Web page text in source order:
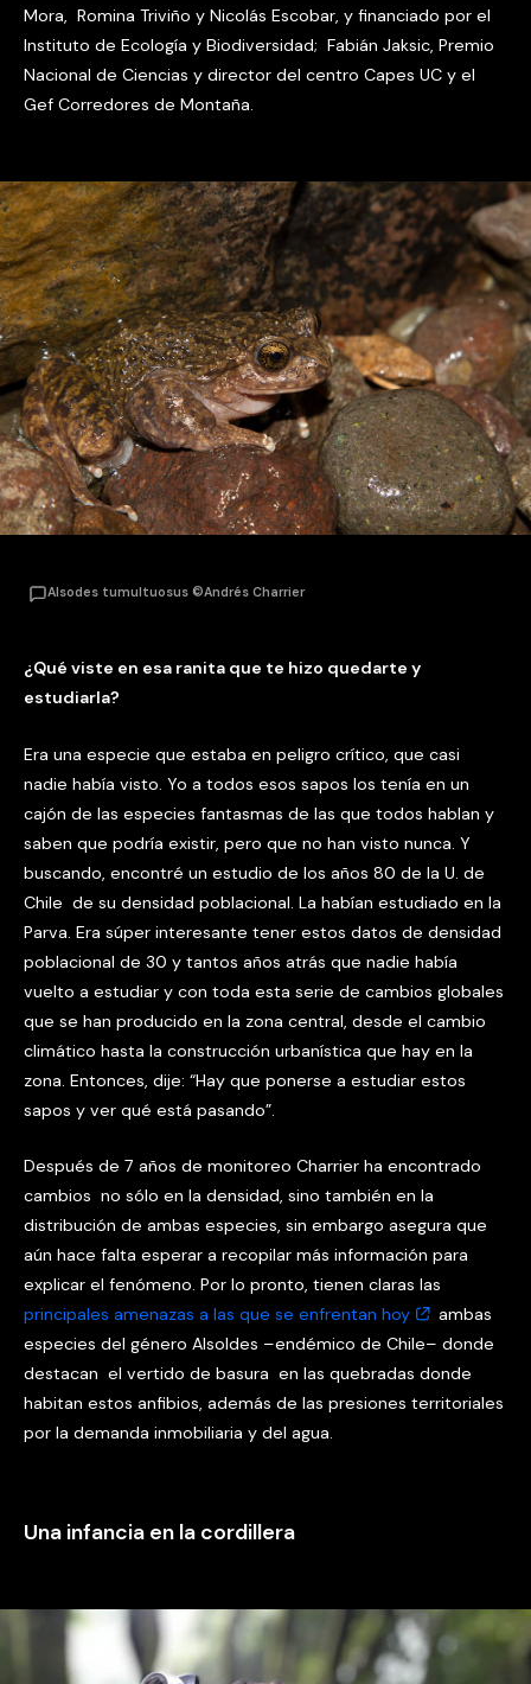
Mora, Romina Triviño y Nicolás Escobar, y financiado por el
Instituto de Ecología y Biodiversidad; Fabián Jaksic, Premio
Nacional de Ciencias y director del centro Capes UC y el
Gef Corredores de Montaña.
Alsodes tumultuosus ©Andrés Charrier
¿Qué viste en esa ranita que te hizo quedarte y
estudiarla?
Era una especie que estaba en peligro crítico, que casi
nadie había visto. Yo a todos esos sapos los tenía en un
cajón de las especies fantasmas de las que todos hablan y
saben que podría existir, pero que no han visto nunca. Y
buscando, encontré un estudio de los años 80 de la U. de
Chile de su densidad poblacional. La habían estudiado en la
Parva. Era súper interesante tener estos datos de densidad
poblacional de 30 y tantos años atrás que nadie había
vuelto a estudiar y con toda esta serie de cambios globales
que se han producido en la zona central, desde el cambio
climático hasta la construcción urbanística que hay en la
zona. Entonces, dije: “Hay que ponerse a estudiar estos
sapos y ver qué está pasando”.
Después de 7 años de monitoreo Charrier ha encontrado
cambios no sólo en la densidad, sino también en la
distribución de ambas especies, sin embargo asegura que
aún hace falta esperar a recopilar más información para
explicar el fenómeno. Por lo pronto, tienen claras las
principales amenazas a las que se enfrentan hoy
ambas
especies del género Alsoldes –endémico de Chile– donde
destacan el vertido de basura en las quebradas donde
habitan estos anfibios, además de las presiones territoriales
por la demanda inmobiliaria y del agua.
Una infancia en la cordillera